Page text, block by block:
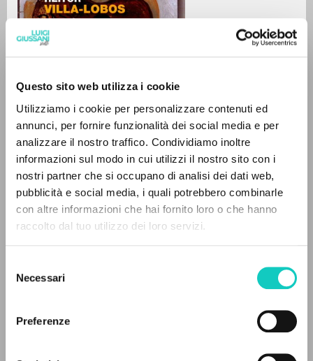
Questo sito web utilizza i cookie
Utilizziamo i cookie per personalizzare contenuti ed
annunci, per fornire funzionalità dei social media e per
analizzare il nostro traffico. Condividiamo inoltre
informazioni sul modo in cui utilizzi il nostro sito con i
nostri partner che si occupano di analisi dei dati web,
pubblicità e social media, i quali potrebbero combinarle
con altre informazioni che hai fornito loro o che hanno
raccolto dal tuo utilizzo dei loro servizi.
delNecessari
Preferenze
Giussani Luigi
Author
Villa-Lobos Heitor Composer
Società Cooperativa Editoriale Nuovo Mondo/Universal
English
28/05/2025
0RESULTS FOUND
MORE RESULTS